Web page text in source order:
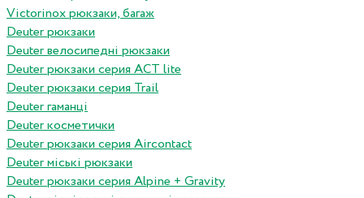
Victorinox рюкзаки, багаж
Deuter рюкзаки
Deuter велосипедні рюкзаки
Deuter рюкзаки серия ACT lite
Deuter рюкзаки серия Trail
Deuter гаманці
Deuter косметички
Deuter рюкзаки серия Aircontact
Deuter міські рюкзаки
Deuter рюкзаки серия Alpine + Gravity